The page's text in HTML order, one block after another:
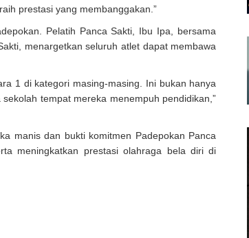
prestasi yang membanggakan.”
Pelatih Panca Sakti, Ibu Ipa, bersama
menargetkan seluruh atlet dapat membawa
1 di kategori masing-masing. Ini bukan hanya
tempat mereka menempuh pendidikan,”
manis dan bukti komitmen Padepokan Panca
meningkatkan prestasi olahraga bela diri di